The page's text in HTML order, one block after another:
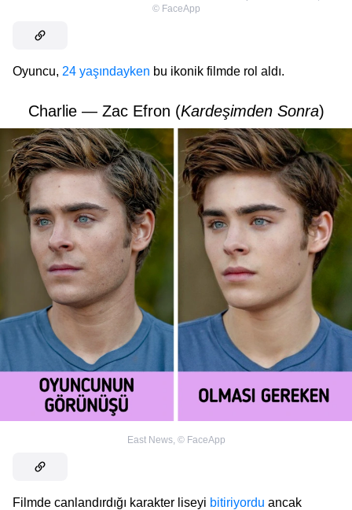
© FaceApp
Oyuncu, 24 yaşındayken bu ikonik filmde rol aldı.
Charlie — Zac Efron (Kardeşimden Sonra)
East News, © FaceApp
Filmde canlandırdığı karakter liseyi bitiriyordu ancak